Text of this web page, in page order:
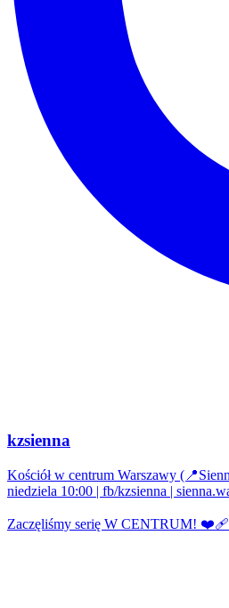
kzsienna
Kościół w centrum Warszawy
niedziela 10:00 | fb/kzsienna |
Zaczęliśmy serię W CENTRUM! ❤️‍🩹